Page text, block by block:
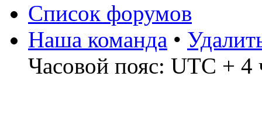
Список форумов
Наша команда •
Часовой пояс: UTC + 4